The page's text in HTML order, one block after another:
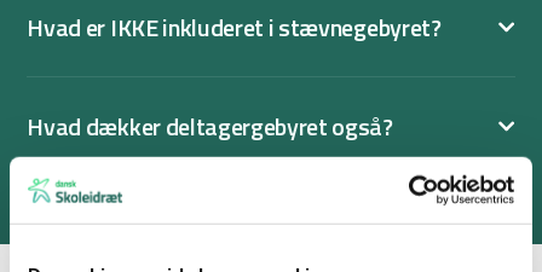
Hvad er IKKE inkluderet i stævnegebyret?
Hvad dækker deltagergebyret også?